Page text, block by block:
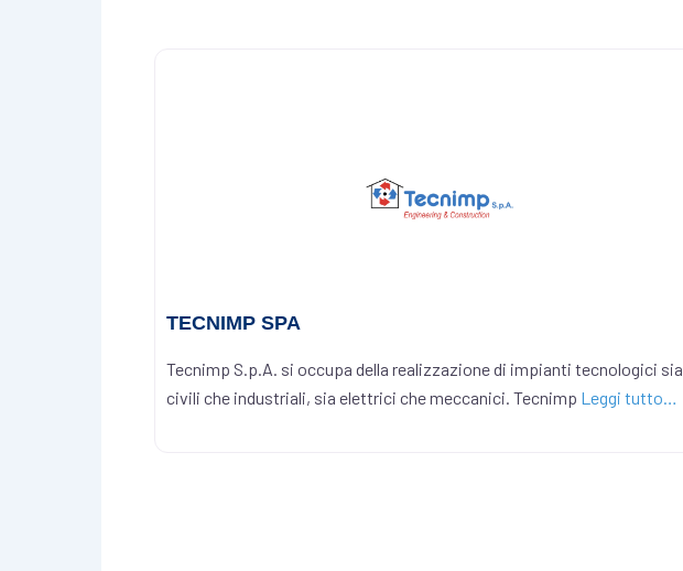
TECNIMP SPA
Tecnimp S.p.A. si occupa della realizzazione di impianti tecnologici sia
civili che industriali, sia elettrici che meccanici. Tecnimp Leggi tutto…